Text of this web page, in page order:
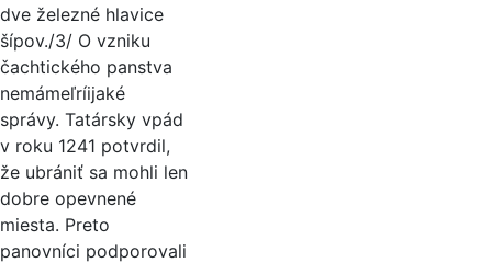
dve železné hlavice
šípov./3/ O vzniku
čachtického panstva
nemámeľríijaké
správy. Tatársky vpád
v roku 1241 potvrdil,
že ubrániť sa mohli len
dobre opevnené
miesta. Preto
panovníci podporovali